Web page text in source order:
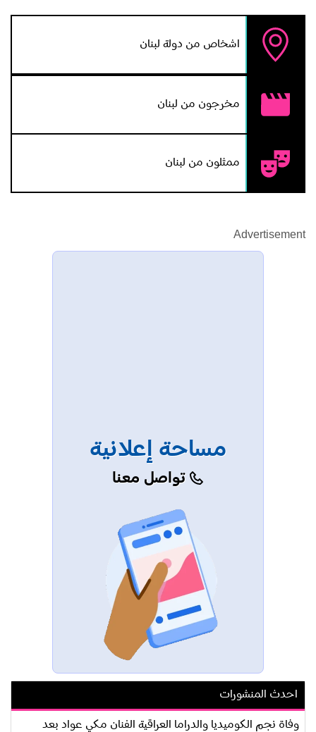
اشخاص من دولة لبنان
مخرجون من لبنان
ممثلون من لبنان
Advertisement
مساحة إعلانية
تواصل معنا
احدث المنشورات
وفاة نجم الكوميديا والدراما العراقية الفنان مكي عواد بعد